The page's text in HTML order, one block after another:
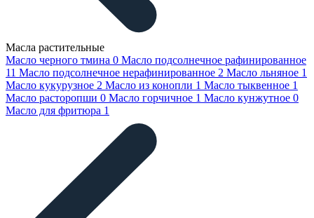
Масла растительные
Масло черного тмина 0 Масло подсолнечное рафинированное
11 Масло подсолнечное нерафинированное 2 Масло льняное 1
Масло кукурузное 2 Масло из конопли 1 Масло тыквенное 1
Масло расторопши 0 Масло горчичное 1 Масло кунжутное 0
Масло для фритюра 1